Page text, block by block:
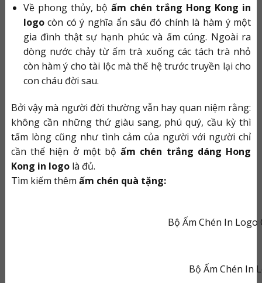
Về phong thủy, bộấm chén trắng Hong Kong in
logocòn có ý nghĩa ẩn sâu đó chính là hàm ý một
gia đình thật sự hạnh phúc và ấm cúng. Ngoài ra
dòng nước chảy từ ấm trà xuống các tách trà nhỏ
còn hàm ý cho tài lộc mà thế hệ trước truyền lại cho
con cháu đời sau.
Bởi vậy mà người đời thường vẫn hay quan niệm rằng:
không cần những thứ giàu sang, phú quý, cầu kỳ thì
tấm lòng cũng như tình cảm của người với người chỉ
cần thể hiện ở một bộấm chén trắng dáng Hong
Kong in logolà đủ.
Tìm kiếm thêm ấm chén quà tặng:
Bộ Ấm Chén In
Bộ Ấm Chén In